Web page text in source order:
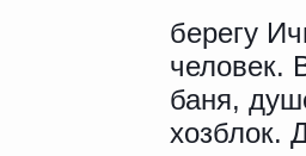
берегу
человек.
баня,
хозблок.